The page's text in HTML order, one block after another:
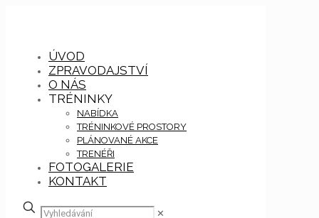
ÚVOD
ZPRAVODAJSTVÍ
O NÁS
TRÉNINKY
NABÍDKA
TRÉNINKOVÉ PROSTORY
PLÁNOVANÉ AKCE
TRENÉŘI
FOTOGALERIE
KONTAKT
✕